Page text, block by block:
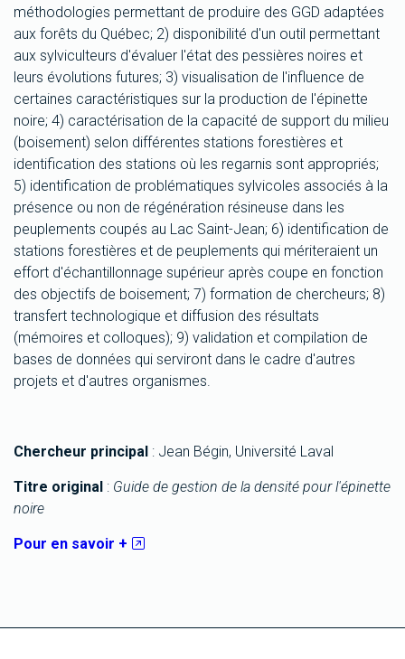
méthodologies permettant de produire des GGD adaptées
aux forêts du Québec; 2) disponibilité d'un outil permettant
aux sylviculteurs d'évaluer l'état des pessières noires et
leurs évolutions futures; 3) visualisation de l'influence de
certaines caractéristiques sur la production de l'épinette
noire; 4) caractérisation de la capacité de support du milieu
(boisement) selon différentes stations forestières et
identification des stations où les regarnis sont appropriés;
5) identification de problématiques sylvicoles associés à la
présence ou non de régénération résineuse dans les
peuplements coupés au Lac Saint-Jean; 6) identification de
stations forestières et de peuplements qui mériteraient un
effort d'échantillonnage supérieur après coupe en fonction
des objectifs de boisement; 7) formation de chercheurs; 8)
transfert technologique et diffusion des résultats
(mémoires et colloques); 9) validation et compilation de
bases de données qui serviront dans le cadre d'autres
projets et d'autres organismes.
Chercheur principal : Jean Bégin, Université Laval
Titre original : Guide de gestion de la densité pour l'épinette
noire
Pour en savoir +